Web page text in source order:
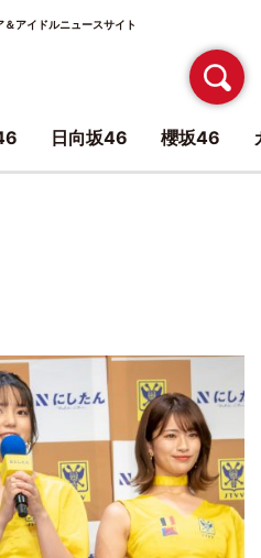
アイドルニュースサイト
日向坂46 櫻坂46